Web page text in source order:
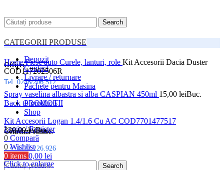
Search
Office:
Tel: 0248/206.512
Comenzi online:
Tel: 0727.226.926
Menu
CATEGORII PRODUSE
Depozit
Contact
Livrare / returnare
Pachete pentru Masina
PROMOTII
Shop
Login / Register
0 Compară
0 Wishlist
0 items 0,00 lei
Search
HomePiese auto Curele, lanturi, role Kit Accesorii Dacia Duster
COD117202506R
Spray vaselina albastra si alba CASPIAN 450ml 15,00 leiBuc.
Back to products
Kit Accesorii Logan 1.4/1.6 Cu AC COD7701477517
320,00leiBuc.
Click to enlarge